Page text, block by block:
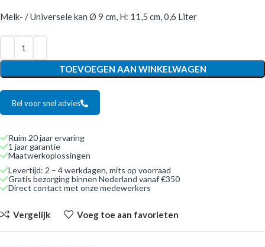
Melk- / Universele kan Ø 9 cm, H: 11,5 cm, 0,6 Liter
TOEVOEGEN AAN WINKELWAGEN
Bel voor snel advies
Ruim 20 jaar ervaring
1 jaar garantie
Maatwerkoplossingen
Levertijd: 2 – 4 werkdagen, mits op voorraad
Gratis bezorging binnen Nederland vanaf €350
Direct contact met onze medewerkers
Vergelijk Voeg toe aan favorieten